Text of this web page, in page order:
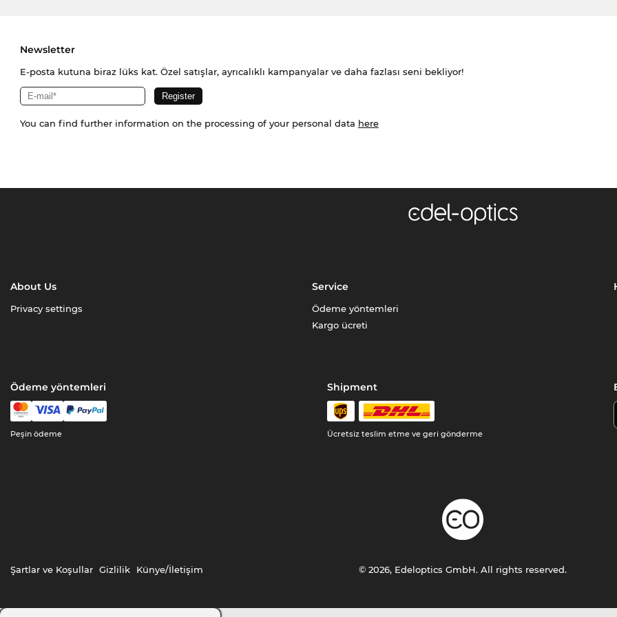
Newsletter
E-posta kutuna biraz lüks kat. Özel satışlar, ayrıcalıklı kampanyalar ve daha fazlası seni bekliyor!
You can find further information on the processing of your personal data here
About Us
Privacy settings
Service
Ödeme yöntemleri
Kargo ücreti
Ödeme yöntemleri
Peşin ödeme
Shipment
Ücretsiz teslim etme ve geri gönderme
Şartlar ve Koşullar Gizlilik Künye/İletişim © 2026, Edeloptics GmbH. All rights reserved.